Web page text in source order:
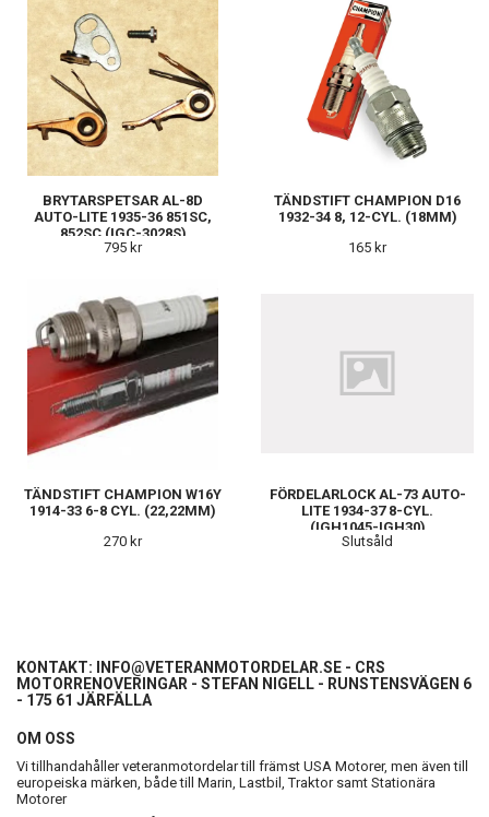
BRYTARSPETSAR AL-8D
AUTO-LITE 1935-36 851SC,
852SC (IGC-3028S)
795 kr
TÄNDSTIFT CHAMPION D16
1932-34 8, 12-CYL. (18MM)
165 kr
TÄNDSTIFT CHAMPION W16Y
1914-33 6-8 CYL. (22,22MM)
270 kr
FÖRDELARLOCK AL-73 AUTO-
LITE 1934-37 8-CYL.
(IGH1045-IGH30)
Slutsåld
KONTAKT: INFO@VETERANMOTORDELAR.SE - CRS
MOTORRENOVERINGAR - STEFAN NIGELL - RUNSTENSVÄGEN 6
- 175 61 JÄRFÄLLA
OM OSS
Vi tillhandahåller veteranmotordelar till främst USA Motorer, men även till
europeiska märken, både till Marin, Lastbil, Traktor samt Stationära
Motorer